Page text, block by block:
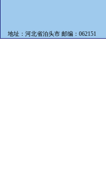
地址：河北省泊头市 邮编：062151